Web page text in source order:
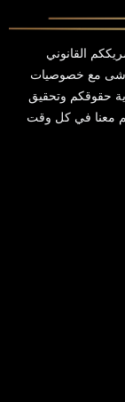
القانوني
مع خصوصيات
حقوقكم وتحقيق
معنا في كل وقت